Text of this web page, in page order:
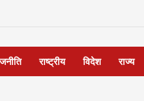
राष्ट्रीय विदेश राज्य